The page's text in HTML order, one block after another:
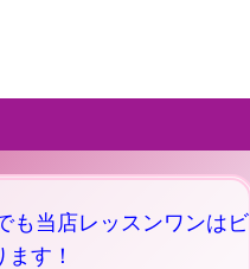
も当店レッスンワンはビ
す！